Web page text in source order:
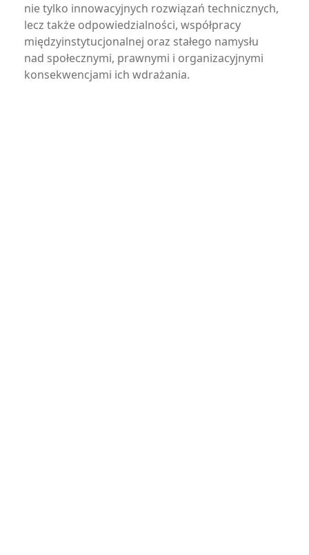
nie tylko innowacyjnych rozwiązań technicznych,
lecz także odpowiedzialności, współpracy
międzyinstytucjonalnej oraz stałego namysłu
nad społecznymi, prawnymi i organizacyjnymi
konsekwencjami ich wdrażania.